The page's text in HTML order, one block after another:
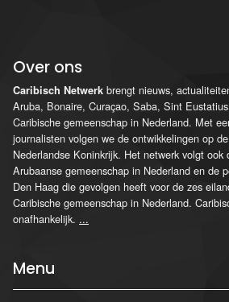
Over ons
Caribisch Netwerk brengt nieuws,
Aruba, Bonaire, Curaçao, Saba, Sint
Caribische gemeenschap in Nederland. Met
journalisten volgen we de ontwikkelingen op
Nederlandse Koninkrijk. Het netwerk volgt ook
Arubaanse gemeenschap in Nederland en de
Den Haag die gevolgen heeft voor de zes
Caribische gemeenschap in Nederland.
onafhankelijk. ...
Menu